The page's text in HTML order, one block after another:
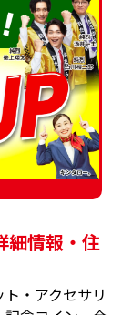
細情報・住
・アクセサリ